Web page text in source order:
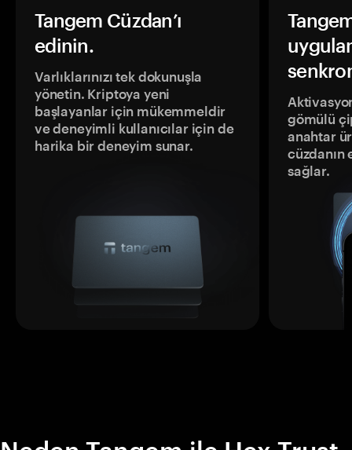
Tangem Cüzdan’ı
edinin.
Varlıklarınızı tek dokunuşla
yönetin. Kriptoya yeni
başlayanlar için mükemmeldir
ve deneyimli kullanıcılar için de
harika bir deneyim sunar.
gömülü
anahtar
sağlar.